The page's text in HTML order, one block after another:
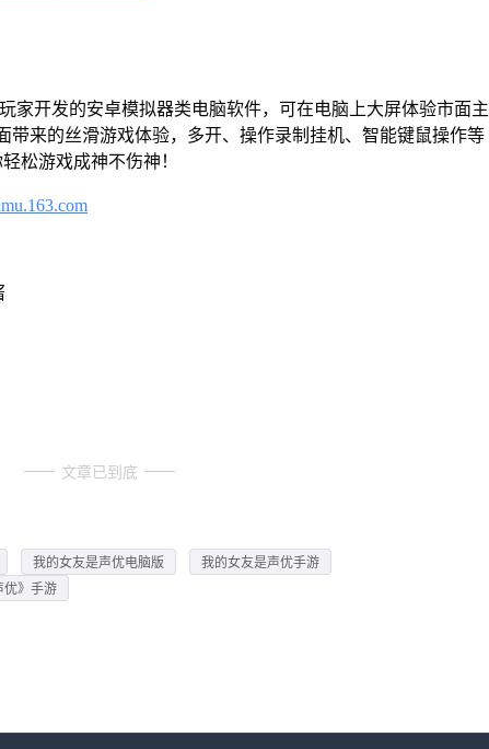
家开发的安卓模拟器类电脑软件，可在电脑上大屏体验市面主
带来的丝滑游戏体验，多开、操作录制挂机、智能键鼠操作等
松游戏成神不伤神！
文章已到底
我的女友是声优电脑版
我的女友是声优手游
优》手游